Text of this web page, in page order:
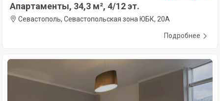
Апартаменты, 34,3 м², 4/12 эт.
Севастополь, Севастопольская зона ЮБК, 20А
Подробнее